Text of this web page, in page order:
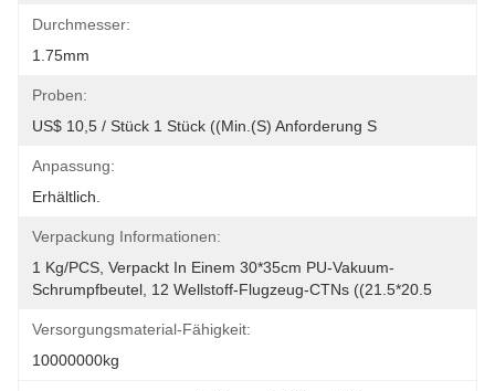
Durchmesser:
1.75mm
Proben:
US$ 10,5 / Stück 1 Stück ((Min.(S) Anforderung S
Anpassung:
Erhältlich.
Verpackung Informationen:
1 Kg/PCS, Verpackt In Einem 30*35cm PU-Vakuum-
Schrumpfbeutel, 12 Wellstoff-Flugzeug-CTNs ((21.5*20.5
Versorgungsmaterial-Fähigkeit:
10000000kg